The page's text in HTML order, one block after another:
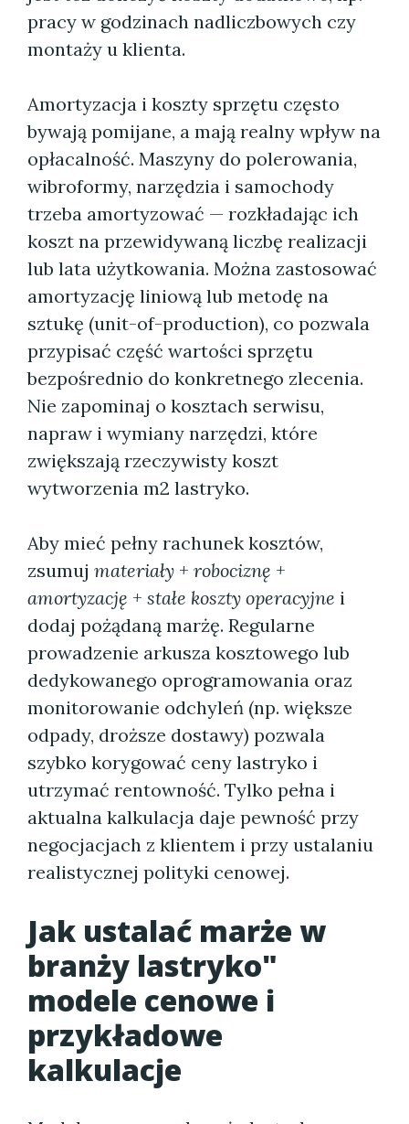
pracy w godzinach nadliczbowych czy
montaży u klienta.
Amortyzacja i koszty sprzętu często
bywają pomijane, a mają realny wpływ na
opłacalność. Maszyny do polerowania,
wibroformy, narzędzia i samochody
trzeba amortyzować — rozkładając ich
koszt na przewidywaną liczbę realizacji
lub lata użytkowania. Można zastosować
amortyzację liniową lub metodę na
sztukę (unit-of-production), co pozwala
przypisać część wartości sprzętu
bezpośrednio do konkretnego zlecenia.
Nie zapominaj o kosztach serwisu,
napraw i wymiany narzędzi, które
zwiększają rzeczywisty koszt
wytworzenia m2 lastryko.
Aby mieć pełny rachunek kosztów,
zsumuj materiały + robociznę +
amortyzację + stałe koszty operacyjne i
dodaj pożądaną marżę. Regularne
prowadzenie arkusza kosztowego lub
dedykowanego oprogramowania oraz
monitorowanie odchyleń (np. większe
odpady, droższe dostawy) pozwala
szybko korygować ceny lastryko i
utrzymać rentowność. Tylko pełna i
aktualna kalkulacja daje pewność przy
negocjacjach z klientem i przy ustalaniu
realistycznej polityki cenowej.
Jak ustalać marże w
branży lastryko"
modele cenowe i
przykładowe
kalkulacje